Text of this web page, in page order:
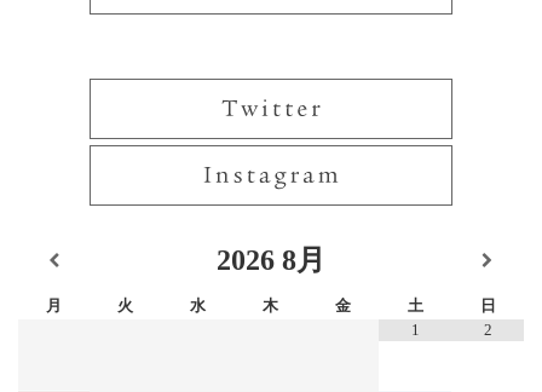
2026 8月
月 火 水 木 金 土
日
1
2